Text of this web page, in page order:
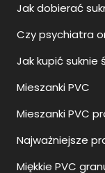
Jak dobierać
Czy psychiatra
Jak kupić suknie
Mieszanki PVC
Mieszanki PVC
Najważniejsze
Miękkie PVC